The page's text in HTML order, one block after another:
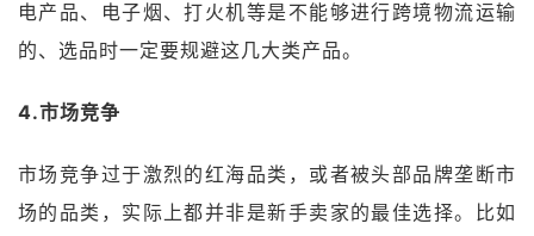
电产品、电子烟、打火机等是不能够进行跨境物流运输
的、选品时一定要规避这几大类产品。
4.市场竞争
市场竞争过于激烈的红海品类，或者被头部品牌垄断市
场的品类，实际上都并非是新手卖家的最佳选择。比如